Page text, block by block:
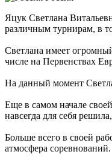
Яцук Светлана
различным турнирам, в
Светлана имеет
числе на Первенствах
На данный момент
Еще в самом начале
навсегда для себя
Больше всего в своей
атмосфера соревнований.